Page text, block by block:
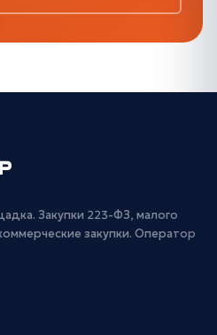
Закупки 223-ФЗ, малого
закупки. Оператор